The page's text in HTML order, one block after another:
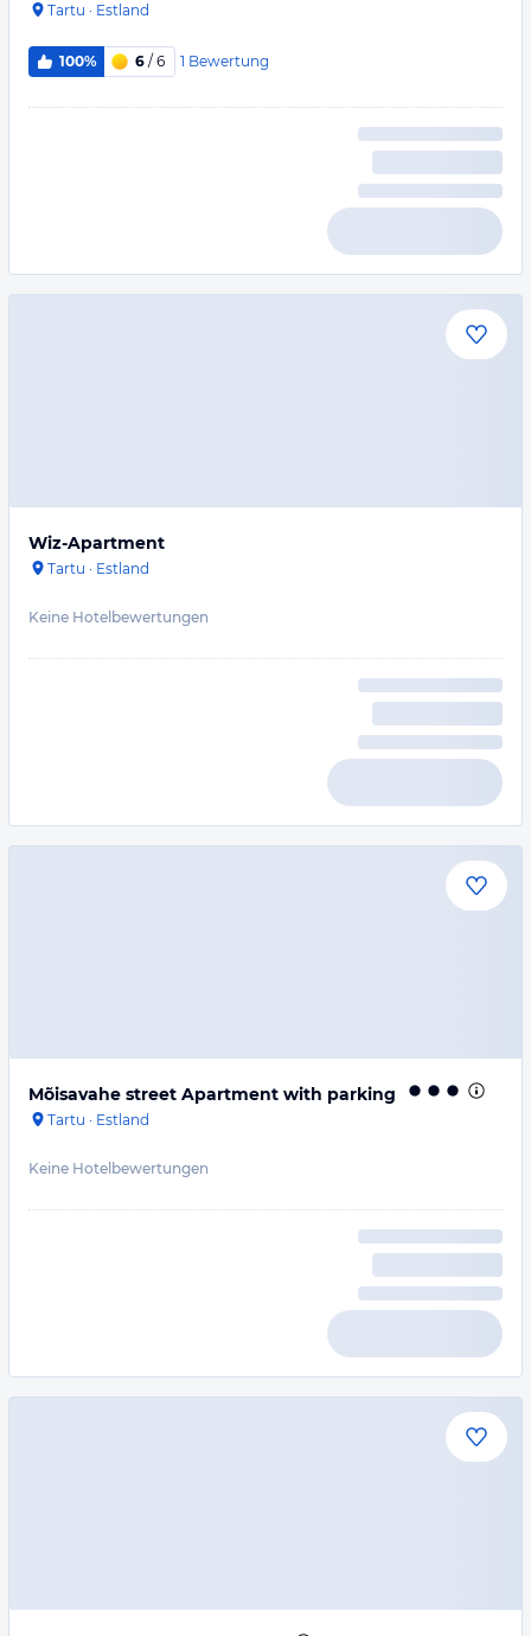
Tartu · Estland
100% 6 / 6 1 Bewertung
Wiz-Apartment
Tartu · Estland
Keine Hotelbewertungen
Mõisavahe street Apartment with parking
Tartu · Estland
Keine Hotelbewertungen